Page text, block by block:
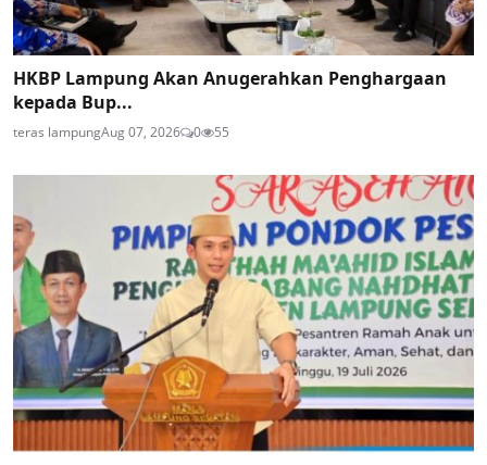
HKBP Lampung Akan Anugerahkan Penghargaan
kepada Bup...
teras lampungAug 07, 2026 0 55